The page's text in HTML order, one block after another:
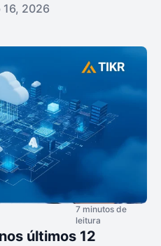
16, 2026
7 minutos de
leitura
últimos 12